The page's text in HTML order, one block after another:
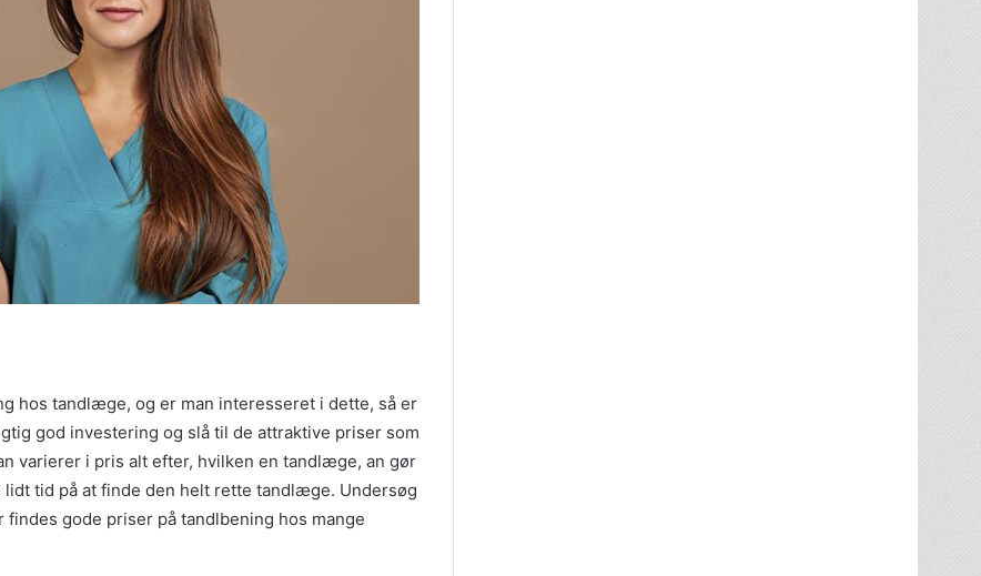
hos tandlæge, og er man interesseret i dette, så er
god investering og slå til de attraktive priser som
varierer i pris alt efter, hvilken en tandlæge, an gør
tid på at finde den helt rette tandlæge. Undersøg
gode priser på tandlbening hos mange